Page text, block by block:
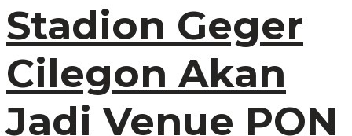
Stadion Geger
Cilegon Akan
Jadi Venue PON